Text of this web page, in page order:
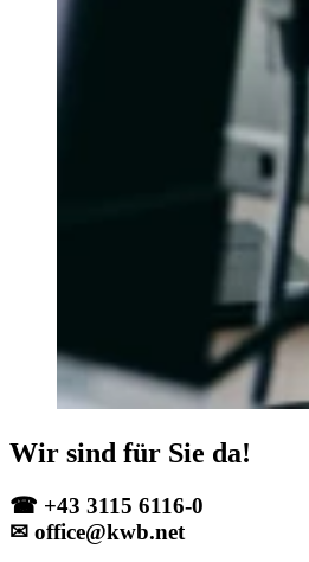
Wir sind für Sie da!
☎ +43 3115 6116-0
✉ office@kwb.net